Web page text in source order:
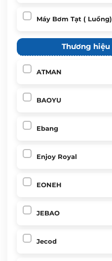
Máy Bơm Tạt ( Luồng)
Thương hiệu
ATMAN
BAOYU
Ebang
Enjoy Royal
EONEH
JEBAO
Jecod